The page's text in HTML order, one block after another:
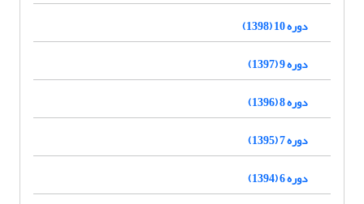
دوره 10 (1398)
دوره 9 (1397)
دوره 8 (1396)
دوره 7 (1395)
دوره 6 (1394)